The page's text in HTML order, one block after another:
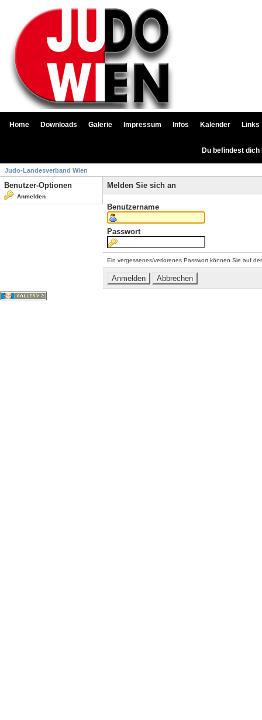
Home Downloads Galerie Impressum Infos Kalender Links
Du befindest
Judo-Landesverband Wien
Benutzer-Optionen
Anmelden
Melden Sie sich an
Benutzername
Passwort
Ein vergessenes/verlorenes Passwort können Sie auf